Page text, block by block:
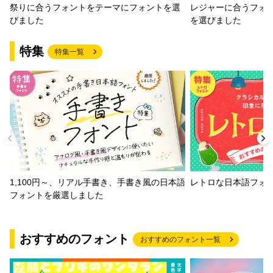
祭りに合うフォントをテーマにフォントを選
びました
レジャーに合うフォ
を選びました
特集 特集一覧
1,100円～、リアル手書き、手書き風の日本語
フォントを厳選しました
レトロな日本語フォ
おすすめのフォント おすすめのフォント一覧